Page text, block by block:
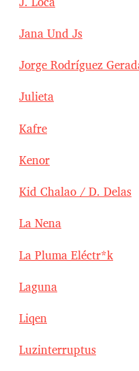
Jana Und Js
Jorge Rodríguez
Julieta
Kafre
Kenor
Kid Chalao / D. Delas
La Nena
La Pluma Eléctr*k
Laguna
Liqen
Luzinterruptus